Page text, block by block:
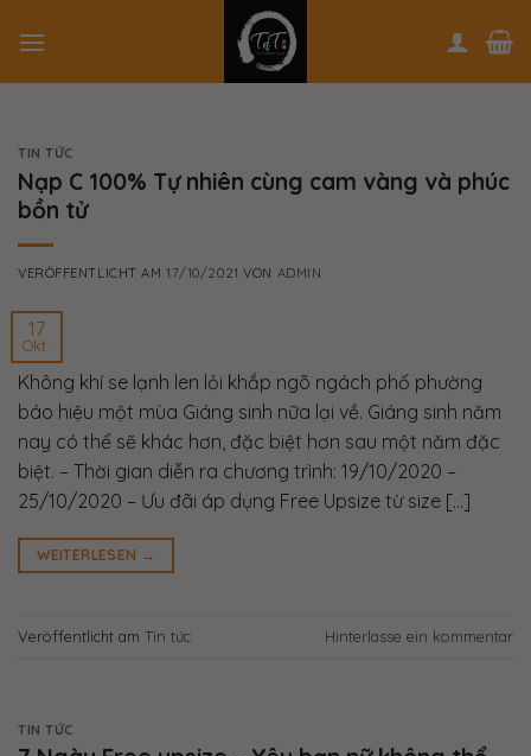
TIN TỨC
Nạp C 100% Tự nhiên cùng cam vàng và phúc
bồn tử
VERÖFFENTLICHT AM17/10/2021 VON ADMIN
17
Okt.
Không khí se lạnh len lỏi khắp ngõ ngách phố phường
báo hiệu một mùa Giáng sinh nữa lại về. Giáng sinh năm
nay có thể sẽ khác hơn, đặc biệt hơn sau một năm đặc
biệt. – Thời gian diễn ra chương trình: 19/10/2020 –
25/10/2020 – Ưu đãi áp dụng Free Upsize từ size […]
WEITERLESEN →
Veröffentlicht am Tin tức Hinterlasse ein kommentar
TIN TỨC